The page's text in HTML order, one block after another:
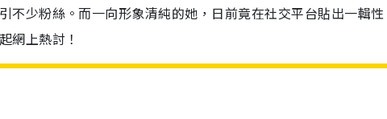
不少粉絲。而一向形象清純的她，日前竟在社交平台貼出一輯性
網上熱討！